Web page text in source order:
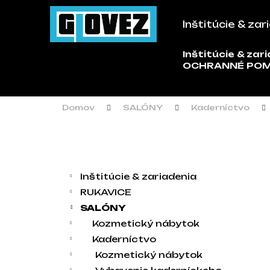
Prejsť na obsah
Inštitúcie &
Inštitúcie &
OCHRANNÉ
Domov SALÓNY Kaderníctvo
Inštitúcie & zariadenia
RUKAVICE
SALÓNY
Kozmetický nábytok
Kaderníctvo
Kozmetický nábytok
Späť
Späť